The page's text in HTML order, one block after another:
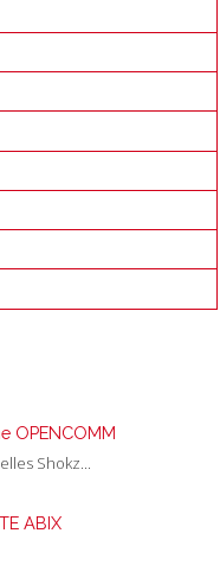
OPENCOMM
Shokz...
ABIX